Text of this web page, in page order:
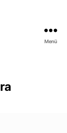
Menü